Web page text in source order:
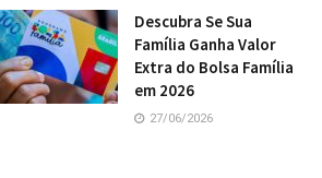
Descubra Se Sua
Família Ganha Valor
Extra do Bolsa Família
em 2026
27/06/2026